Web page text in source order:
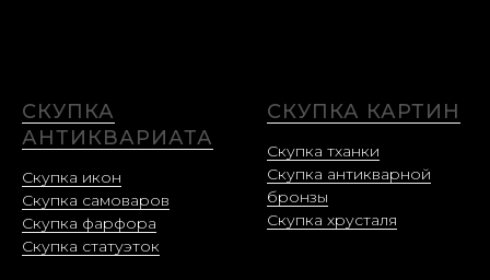
СКУПКА
АНТИКВАРИАТА
Скупка икон
Скупка самоваров
Скупка фарфора
Скупка статуэток
СКУПКА КАРТИН
Скупка тханки
Скупка антикварной
бронзы
Скупка хрусталя